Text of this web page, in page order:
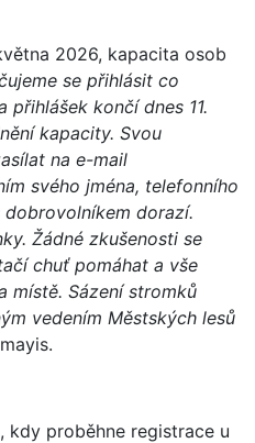
2026, kapacita osob
se přihlásit co
přihlášek končí dnes 11.
kapacity. Svou
na e-mail
svého jména, telefonního
dorazí.
Žádné zkušenosti se
chuť pomáhat a vše
místě. Sázení stromků
vedením Městských lesů
kdy proběhne registrace u